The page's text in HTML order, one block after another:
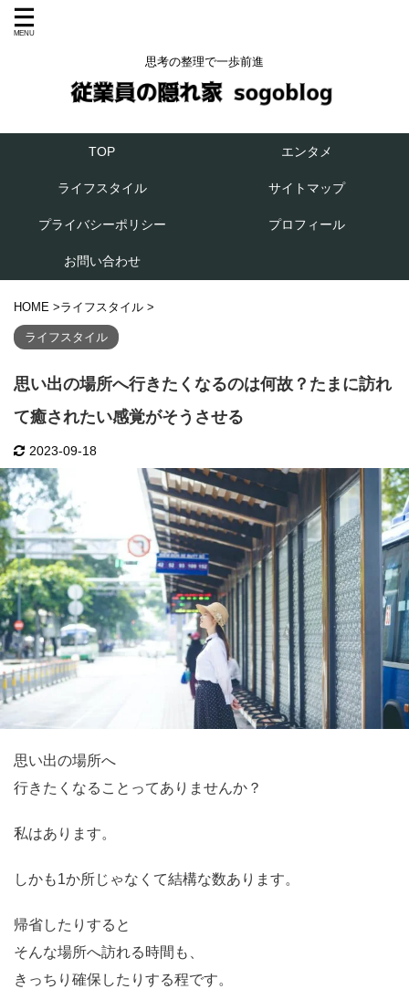
思考の整理で一歩前進
TOP エンタメ
ライフスタイル サイトマップ
プライバシーポリシー プロフィール
お問い合わせ
HOME >ライフスタイル >
ライフスタイル
思い出の場所へ行きたくなるのは何故？たまに訪れ
て癒されたい感覚がそうさせる
2023-09-18
思い出の場所へ
行きたくなることってありませんか？
私はあります。
しかも1か所じゃなくて結構な数あります。
帰省したりすると
そんな場所へ訪れる時間も、
きっちり確保したりする程です。